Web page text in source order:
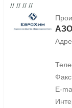
// // // //
Факс
E-